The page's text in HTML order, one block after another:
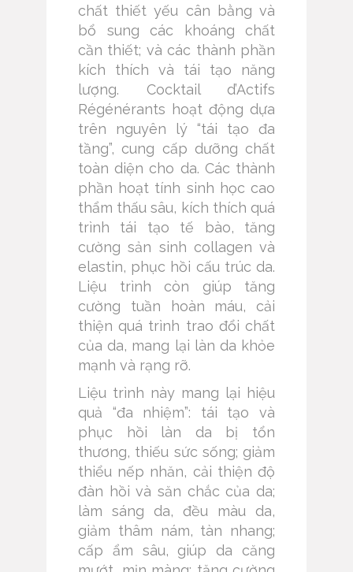
chất thiết yếu cân bằng và
bổ sung các khoáng chất
cần thiết; và các thành phần
kích thích và tái tạo năng
lượng. Cocktail d’Actifs
Régénérants hoạt động dựa
trên nguyên lý “tái tạo đa
tầng”, cung cấp dưỡng chất
toàn diện cho da. Các thành
phần hoạt tính sinh học cao
thẩm thấu sâu, kích thích quá
trình tái tạo tế bào, tăng
cường sản sinh collagen và
elastin, phục hồi cấu trúc da.
Liệu trình còn giúp tăng
cường tuần hoàn máu, cải
thiện quá trình trao đổi chất
của da, mang lại làn da khỏe
mạnh và rạng rỡ.
Liệu trình này mang lại hiệu
quả “đa nhiệm”: tái tạo và
phục hồi làn da bị tổn
thương, thiếu sức sống; giảm
thiểu nếp nhăn, cải thiện độ
đàn hồi và săn chắc của da;
làm sáng da, đều màu da,
giảm thâm nám, tàn nhang;
cấp ẩm sâu, giúp da căng